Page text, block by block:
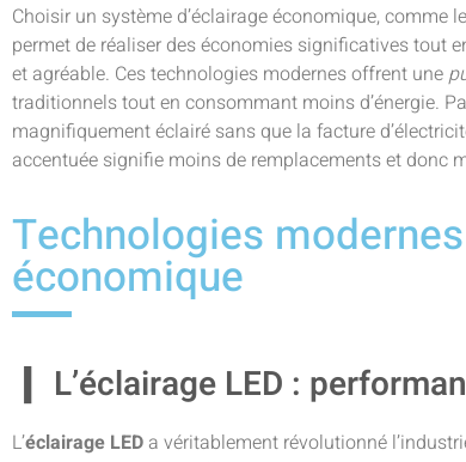
Choisir un système d’éclairage économique, comme le
permet de réaliser des économies significatives tout
et agréable. Ces technologies modernes offrent une
traditionnels tout en consommant moins d’énergie.
magnifiquement éclairé sans que la facture
accentuée signifie moins de remplacements et donc
Technologies
économique
L’éclairage LED :
L’éclairage LED a véritablement révolutionné